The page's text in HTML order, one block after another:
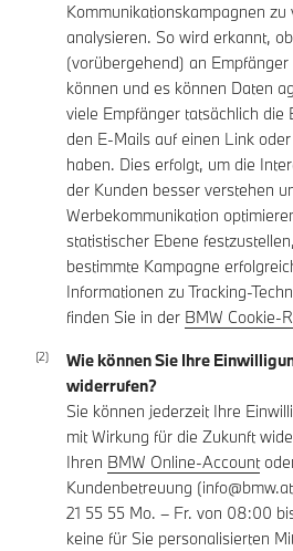
Kommunikationskampagnen zu
analysieren. So wird erkannt,
(vorübergehend) an
können und es können Daten
viele Empfänger tatsächlich die
den E-Mails auf einen Link
haben. Dies erfolgt, um die
der Kunden besser verstehen
Werbekommunikation
statistischer Ebene
bestimmte Kampagne
Informationen zu Tracking-
finden Sie in der BMW Cookie-
Wie können Sie Ihre
widerrufen?
Sie können jederzeit Ihre
mit Wirkung für die Zukunft
Ihren BMW Online-Account
Kundenbetreuung
21 55 55 Mo. – Fr. von 08:00
keine für Sie personalisierten